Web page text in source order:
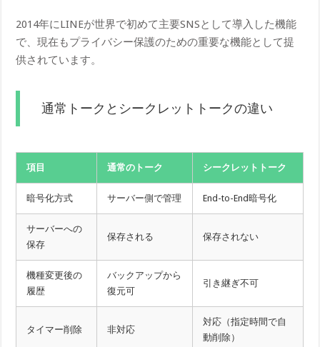
2014年にLINEが世界で初めて主要SNSとして導入した機能
で、現在もプライバシー保護のための重要な機能として提
供されています。
通常トークとシークレットトークの違い
項目 通常のトーク シークレットトーク
暗号化方式 サーバー側で管理 End-to-End暗号化
サーバーへの
保存
保存される 保存されない
機種変更後の
履歴
バックアップから
復元可
引き継ぎ不可
タイマー削除 非対応
対応（指定時間で自
動削除）